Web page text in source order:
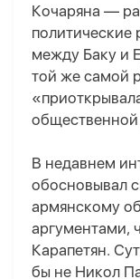
Кочаряна —
политические
между Баку и
той же самой
общественной
В недавнем
обосновывал
армянскому
аргументами,
Карапетян.
бы не Никол